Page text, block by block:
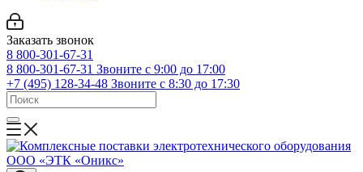
Заказать звонок
8 800-301-67-31
8 800-301-67-31 Звоните с 9:00 до 17:00
+7 (495) 128-34-48 Звоните с 8:30 до 17:30